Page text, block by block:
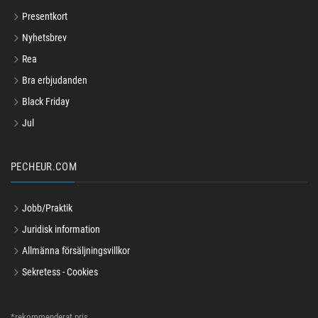
Presentkort
Nyhetsbrev
Rea
Bra erbjudanden
Black Friday
Jul
PECHEUR.COM
Jobb/Praktik
Juridisk information
Allmänna försäljningsvillkor
Sekretess - Cookies